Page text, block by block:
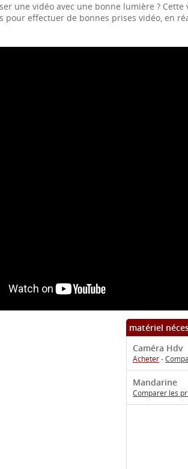
une vidéo avec une bonne lumière ? Cette
pour effectuer de bonnes prises vidéo, en
matériel
Caméra Hdv
Acheter-
Mandarine
Comparer les